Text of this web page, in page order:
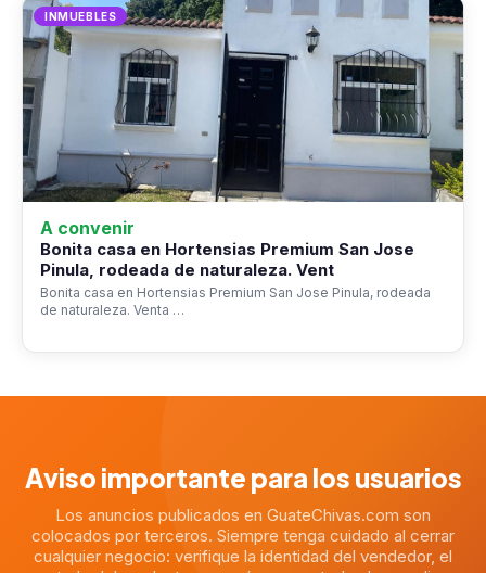
INMUEBLES
A convenir
Bonita casa en Hortensias Premium San Jose
Pinula, rodeada de naturaleza. Vent
Bonita casa en Hortensias Premium San Jose Pinula, rodeada
de naturaleza. Venta …
Aviso importante para los usuarios
Los anuncios publicados en GuateChivas.com son
colocados por terceros. Siempre tenga cuidado al cerrar
cualquier negocio: verifique la identidad del vendedor, el